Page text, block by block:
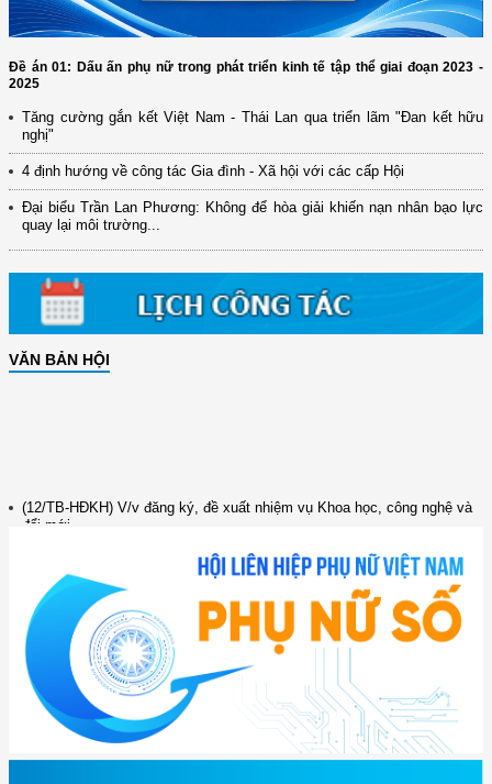
Đề án 01: Dấu ấn phụ nữ trong phát triển kinh tế tập thể giai đoạn 2023 -
2025
Tăng cường gắn kết Việt Nam - Thái Lan qua triển lãm "Đan kết hữu
nghị"
4 định hướng về công tác Gia đình - Xã hội với các cấp Hội
Đại biểu Trần Lan Phương: Không để hòa giải khiến nạn nhân bạo lực
quay lại môi trường...
VĂN BẢN HỘI
đổi mới ...
(417/QĐ-BNNMT) Quyết định phê duyệt Chương trình mục tiêu quốc gia
xây dựng ...
(891/KH-ĐCT) Kế hoạch thực hiện Nghị quyết số 72-NQ/TW ngày
9/9/2025 của Bộ ...
(2415/QĐ-TTg) Quyết định về việc phê duyệt Đề án Hỗ trợ Phụ nữ khởi
nghiệp ...